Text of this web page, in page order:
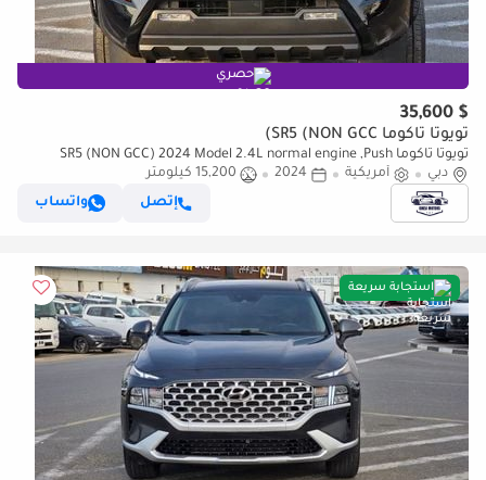
حصري
$ 35,600
تويوتا تاكوما SR5 (NON GCC)
تويوتا تاكوما SR5 (NON GCC) 2024 Model 2.4L normal engine ,Push
button , leather seats and low mileage
دبي أمريكية 2024
15,200 كيلومتر
إتصل
واتساب
استجابة سريعة